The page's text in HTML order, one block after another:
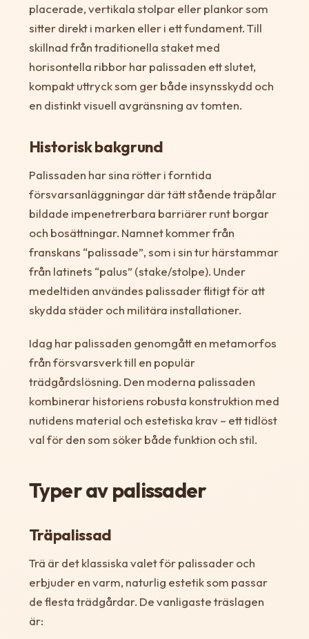
placerade, vertikala stolpar eller plankor som
sitter direkt i marken eller i ett fundament. Till
skillnad från traditionella staket med
horisontella ribbor har palissaden ett slutet,
kompakt uttryck som ger både insynsskydd och
en distinkt visuell avgränsning av tomten.
Historisk bakgrund
Palissaden har sina rötter i forntida
försvarsanläggningar där tätt stående träpålar
bildade impenetrerbara barriärer runt borgar
och bosättningar. Namnet kommer från
franskans “palissade”, som i sin tur härstammar
från latinets “palus” (stake/stolpe). Under
medeltiden användes palissader flitigt för att
skydda städer och militära installationer.
Idag har palissaden genomgått en metamorfos
från försvarsverk till en populär
trädgårdslösning. Den moderna palissaden
kombinerar historiens robusta konstruktion med
nutidens material och estetiska krav – ett tidlöst
val för den som söker både funktion och stil.
Typer av palissader
Träpalissad
Trä är det klassiska valet för palissader och
erbjuder en varm, naturlig estetik som passar
de flesta trädgårdar. De vanligaste träslagen
är: